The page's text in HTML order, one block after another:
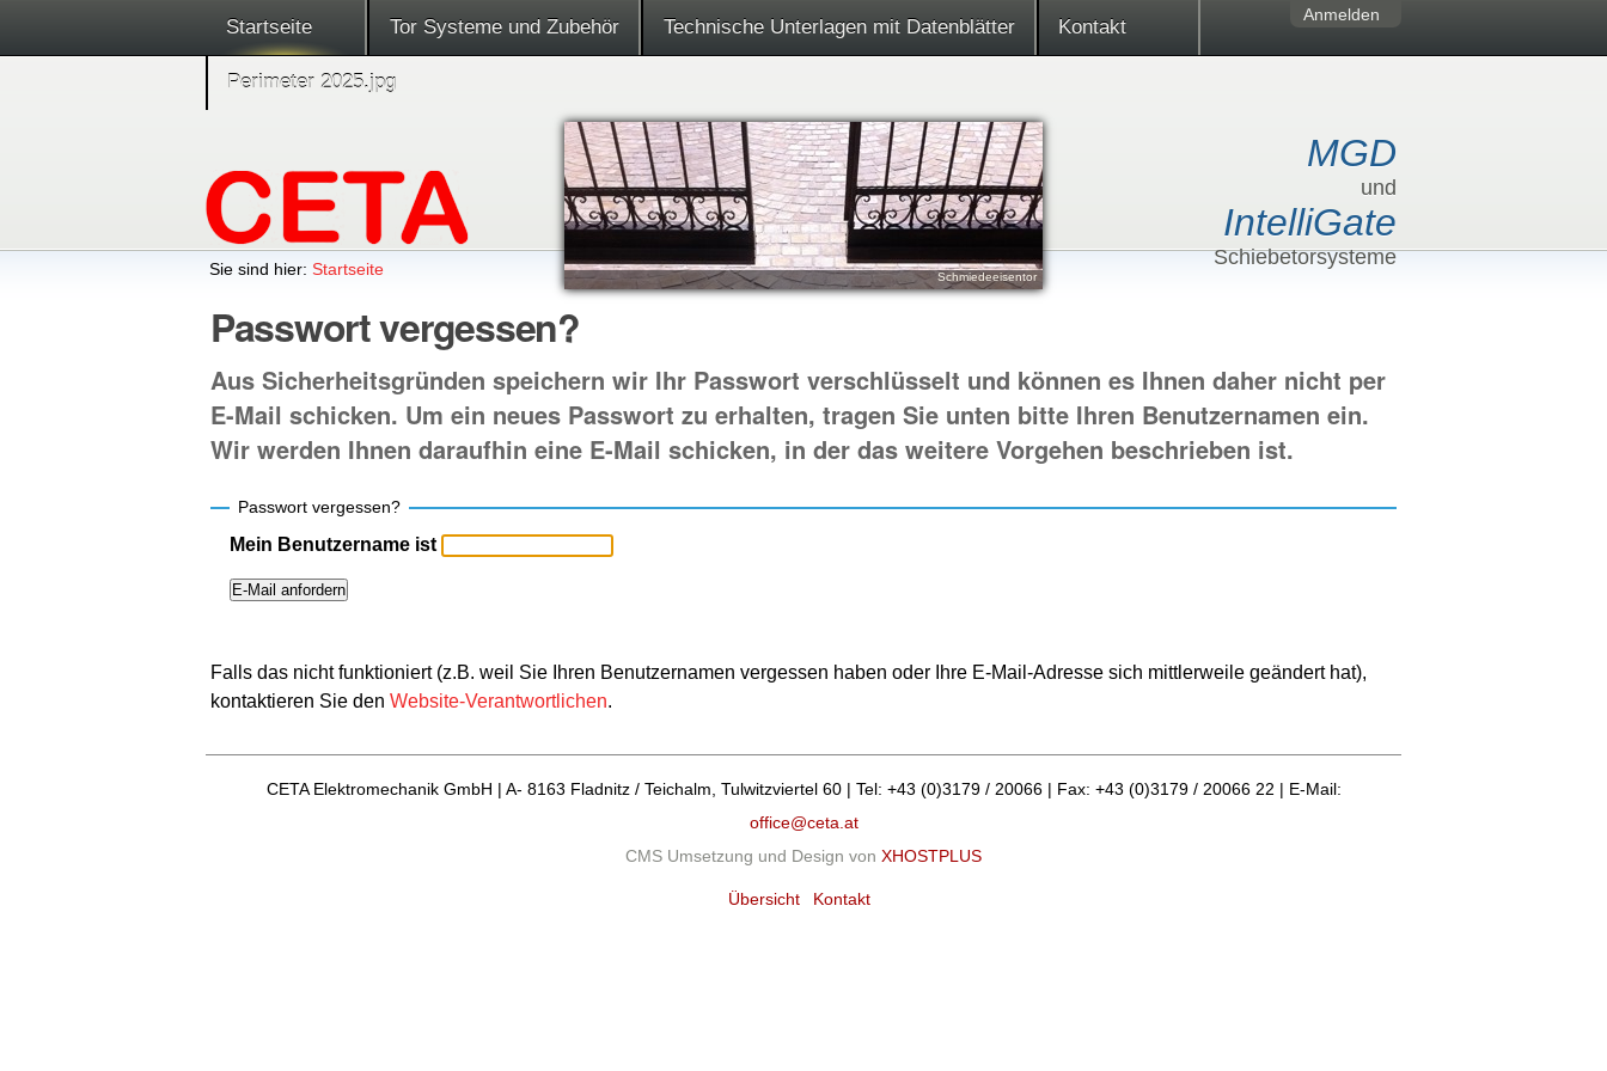
Anmelden
Startseite Tor Systeme und Zubehör Technische Unterlagen mit Datenblätter Kontakt
Perimeter 2025.jpg
MGD
und
IntelliGate
Schiebetorsysteme
Schmiedeeisentor
Schiebetor mit Balancer
Poolabdeckung ohne Bodenschienen
Beschattungsanlage
Solar-Teleskoptor
Alu Teleskoptor mit Lochblech
MGD1 Rollbock
Schiebetor mit Holzlatten
Sie sind hier: Startseite
Passwort vergessen?
Aus Sicherheitsgründen speichern wir Ihr Passwort verschlüsselt und können es Ihnen daher nicht per
E-Mail schicken. Um ein neues Passwort zu erhalten, tragen Sie unten bitte Ihren Benutzernamen ein.
Wir werden Ihnen daraufhin eine E-Mail schicken, in der das weitere Vorgehen beschrieben ist.
Passwort vergessen?
Mein Benutzername ist
Falls das nicht funktioniert (z.B. weil Sie Ihren Benutzernamen vergessen haben oder Ihre E-Mail-Adresse sich mittlerweile geändert hat),
kontaktieren Sie den Website-Verantwortlichen.
CETA Elektromechanik GmbH | A- 8163 Fladnitz / Teichalm, Tulwitzviertel 60 | Tel: +43 (0)3179 / 20066 | Fax: +43 (0)3179 / 20066 22 | E-Mail:
office@ceta.at
CMS Umsetzung und Design von XHOSTPLUS
Übersicht Kontakt